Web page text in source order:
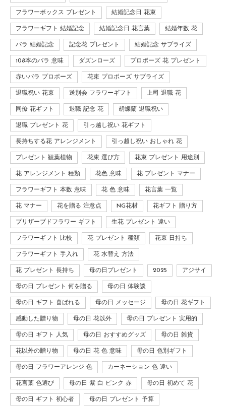
フラワーボックス プレゼント 結婚記念日 花束
フラワーギフト 結婚記念 結婚記念日 花言葉 結婚年数 花
バラ 結婚記念 記念花 プレゼント 結婚記念 サプライズ
108本のバラ 意味 ダズンローズ プロポーズ 花 プレゼント
赤いバラ プロポーズ 花束 プロポーズ サプライズ
退職祝い 花束 送別会 フラワーギフト 上司 退職 花
同僚 花ギフト 退職 記念 花 胡蝶蘭 退職祝い
退職 プレゼント 花 引っ越し祝い 花ギフト
長持ちする花 アレンジメント 引っ越し祝い おしゃれ 花
プレゼント 観葉植物 花束 選び方 花束 プレゼント 用途別
花 アレンジメント 種類 花色 意味 花 プレゼント マナー
フラワーギフト 本数 意味 花 色 意味 花言葉 一覧
花 マナー 花を贈る 注意点 NG花材 花ギフト 贈り方
プリザーブドフラワー ギフト 生花 プレゼント 違い
フラワーギフト 比較 花 プレゼント 種類 花束 日持ち
フラワーギフト 手入れ 花 水替え 方法
花 プレゼント 長持ち 母の日プレゼント 2025 アジサイ
母の日 プレゼント 何を贈る 母の日 体験談
母の日 ギフト 喜ばれる 母の日 メッセージ 母の日 花ギフト
感動した贈り物 母の日 花以外 母の日 プレゼント 実用的
母の日 ギフト 人気 母の日 おすすめグッズ 母の日 雑貨
花以外の贈り物 母の日 花 色 意味 母の日 色別ギフト
母の日 フラワーアレンジ 色 カーネーション 色 違い
花言葉 色選び 母の日 紫 白 ピンク 赤 母の日 初めて 花
母の日 ギフト 初心者 母の日 プレゼント 予算